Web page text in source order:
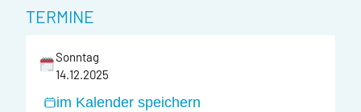
TERMINE
Sonntag
14.12.2025
im Kalender speichern